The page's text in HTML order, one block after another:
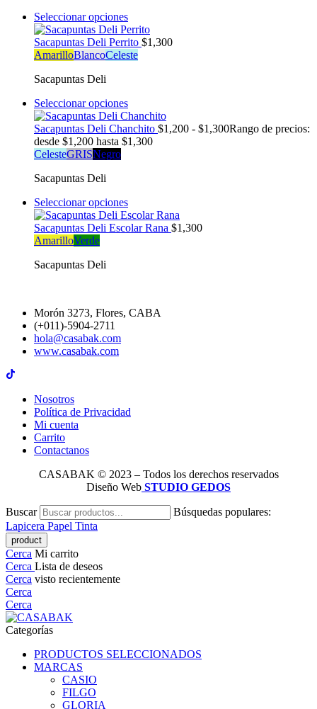
Seleccionar opciones
Sacapuntas Deli Perrito $1,300
AmarilloBlancoCeleste
Sacapuntas Deli
Seleccionar opciones
Sacapuntas Deli Chanchito $1,200 - $1,300Rango de precios:
desde $1,200 hasta $1,300
CelesteGRISNegro
Sacapuntas Deli
Seleccionar opciones
Sacapuntas Deli Escolar Rana $1,300
AmarilloVerde
Sacapuntas Deli
Morón 3273, Flores, CABA
(+011)-5904-2711
hola@casabak.com
www.casabak.com
Nosotros
Política de Privacidad
Mi cuenta
Carrito
Contactanos
CASABAK © 2023 – Todos los derechos reservados
Diseño Web STUDIO GEDOS
Buscar
Búsquedas populares:
Lapicera Papel Tinta
Cerca Mi carrito
Cerca Lista de deseos
Cerca visto recientemente
Cerca
Cerca
Categorías
PRODUCTOS SELECCIONADOS
MARCAS
CASIO
FILGO
GLORIA